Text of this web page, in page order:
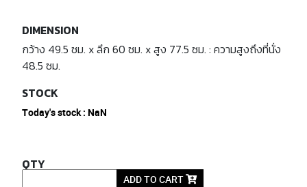
DIMENSION
กว้าง 49.5 ซม. x ลึก 60 ซม. x สูง 77.5 ซม. : ความสูงถึงที่นั่ง
48.5 ซม.
STOCK
Today's stock : NaN
QTY
ADD TO CART